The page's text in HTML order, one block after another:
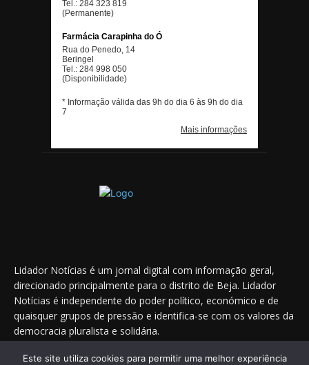
Lidador Notícias é um jornal digital com informação geral,
direcionado principalmente para o distrito de Beja. Lidador
Notícias é independente do poder político, económico e de
quaisquer grupos de pressão e identifica-se com os valores da
democracia pluralista e solidária.
Este site utiliza cookies para permitir uma melhor experiência